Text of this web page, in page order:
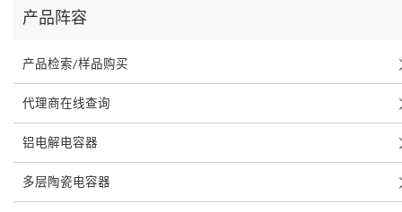
产品阵容
产品检索/样品购买
代理商在线查询
铝电解电容器
多层陶瓷电容器